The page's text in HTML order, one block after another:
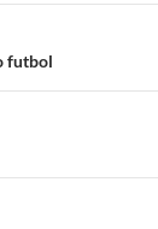
futbol